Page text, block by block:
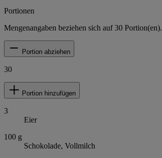
Portionen
Mengenangaben beziehen sich auf30 Portion(en).
Portion abziehen
30
Portion hinzufügen
3
Eier
100 g
Schokolade, Vollmilch